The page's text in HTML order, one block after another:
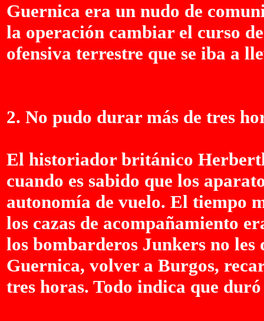
Guernica era un nudo de
la operación cambiar el curso
ofensiva terrestre que se iba a
2. No pudo durar más de tres
El historiador británico
cuando es sabido que los
autonomía de vuelo. El tiempo
los cazas de acompañamiento
los bombarderos Junkers no
Guernica, volver a Burgos,
tres horas. Todo indica que